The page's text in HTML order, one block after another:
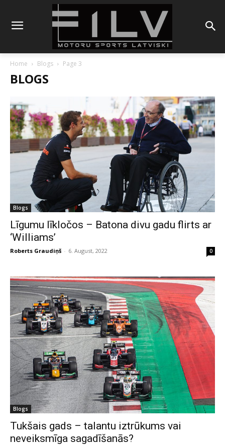
Home Blogs Page 3
BLOGS
Blogs
Līgumu līkločos – Batona divu gadu flirts ar
‘Williams’
Roberts Graudiņš - 6. August, 2022 0
Blogs
Tukšais gads – talantu iztrūkums vai
neveiksmīga sagadīšanās?